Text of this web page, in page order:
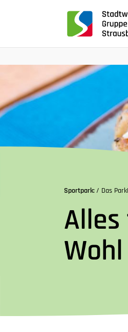
Navigation
Tabulatorentaste:
Überspringen
der
Sportpark:/ Das